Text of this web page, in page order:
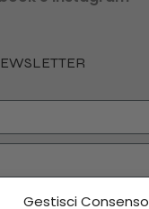
Gestisci Consenso